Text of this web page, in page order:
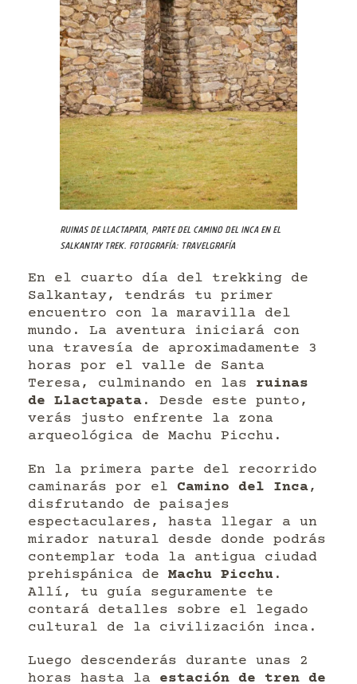
Ruinas de Llactapata, parte del Camino del Inca en el
Salkantay trek. Fotografía: Travelgrafía
En el cuarto día del trekking de
Salkantay, tendrás tu primer
encuentro con la maravilla del
mundo. La aventura iniciará con
una travesía de aproximadamente 3
horas por el valle de Santa
Teresa, culminando en las ruinas
de Llactapata . Desde este punto,
verás justo enfrente la zona
arqueológica de Machu Picchu.
En la primera parte del recorrido
caminarás por el Camino del Inca,
disfrutando de paisajes
espectaculares, hasta llegar a un
mirador natural desde donde podrás
contemplar toda la antigua ciudad
prehispánica de Machu Picchu .
Allí, tu guía seguramente te
contará detalles sobre el legado
cultural de la civilización inca.
Luego descenderás durante unas 2
horas hasta la estación de tren de